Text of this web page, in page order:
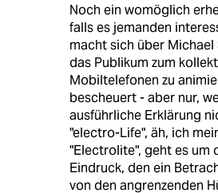
Noch ein womöglich
falls es jemanden
macht sich über
das Publikum zum
Mobiltelefonen zu
bescheuert - aber nur,
ausführliche Erklärung
"electro-Life", äh, ich
"Electrolite", geht es um
Eindruck, den ein
von den angrenzenden